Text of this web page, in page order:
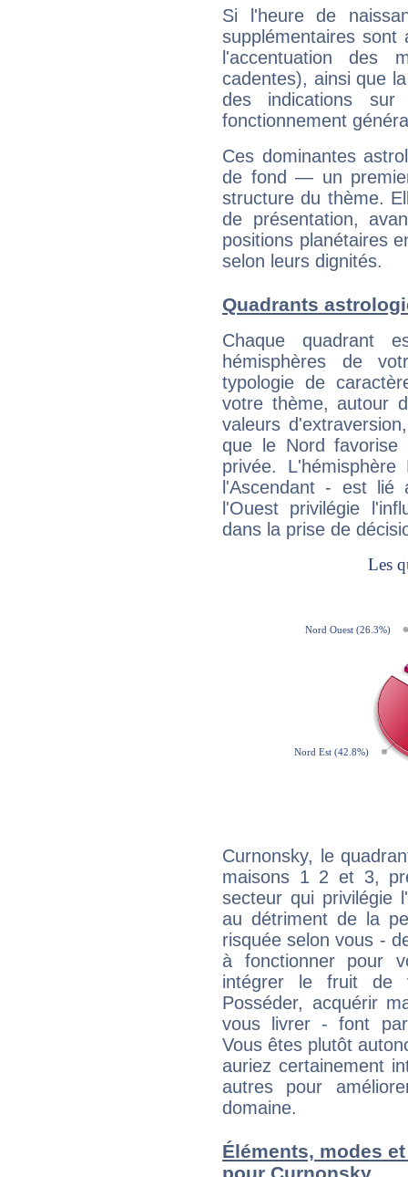
Si l'heure de
supplémentaires sont
l'accentuation des
cadentes), ainsi que
des indications sur
fonctionnement
Ces dominantes
de fond — un
structure du thème.
de présentation,
positions planétaires
selon leurs dignités.
Quadrants
Chaque quadrant
hémisphères de
typologie de
votre thème, autour
valeurs
que le Nord favorise
privée.
l'Ascendant - est
l'Ouest privilégie
dans la prise de
Curnonsky, le
maisons 1 2 et 3,
secteur qui privilégie
au détriment de la
risquée selon vous -
à fonctionner pour
intégrer le fruit de
Posséder, acquérir
vous livrer - font
Vous êtes plutôt
auriez certainement
autres pour
domaine.
Éléments, modes